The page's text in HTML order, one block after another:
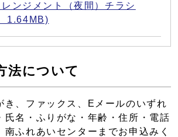
ンジメント（夜間）チラシ
1.64MB)
法について
き、ファックス、Eメールのいずれ
氏名・ふりがな・年齢・住所・電話
南ふれあいセンターまでお申込みく